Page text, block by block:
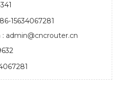
15634067281
: admin@cncrouter.cn